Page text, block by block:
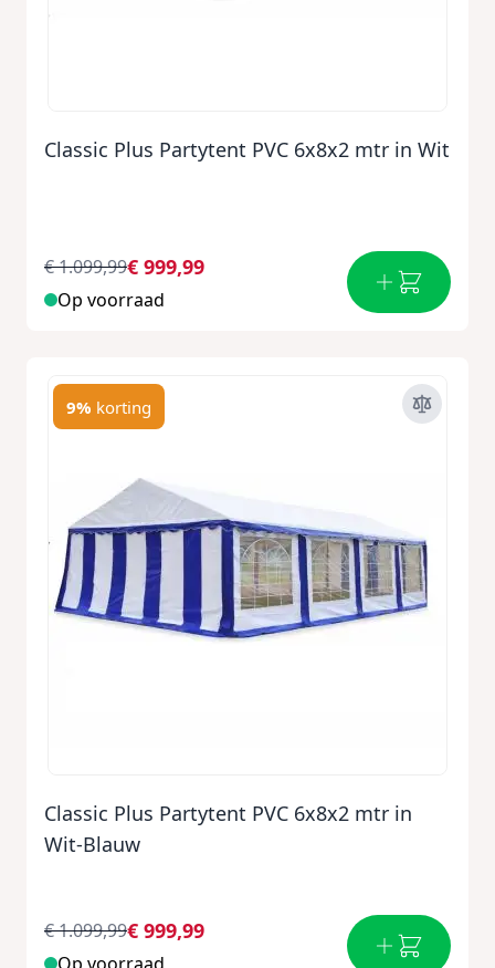
Classic Plus Partytent PVC 6x8x2 mtr in Wit
€ 999,99
€ 1.099,99
Op voorraad
9% korting
Classic Plus Partytent PVC 6x8x2 mtr in
Wit-Blauw
€ 999,99
€ 1.099,99